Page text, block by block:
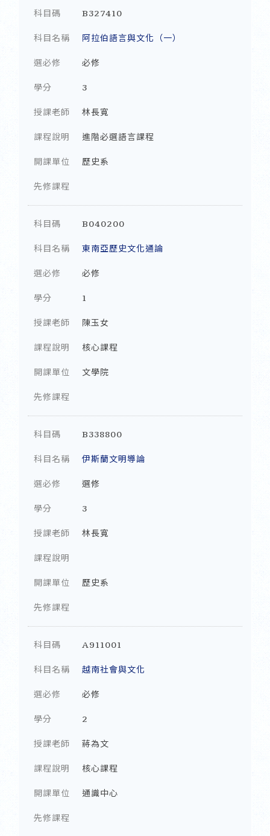
科目碼 B327410
科目名稱 阿拉伯語言與文化（一）
選必修 必修
學分 3
授課老師 林長寬
課程說明 進階必選語言課程
開課單位 歷史系
先修課程
科目碼 B040200
科目名稱 東南亞歷史文化通論
選必修 必修
學分 1
授課老師 陳玉女
課程說明 核心課程
開課單位 文學院
先修課程
科目碼 B338800
科目名稱 伊斯蘭文明導論
選必修 選修
學分 3
授課老師 林長寬
課程說明
開課單位 歷史系
先修課程
科目碼 A911001
科目名稱 越南社會與文化
選必修 必修
學分 2
授課老師 蔣為文
課程說明 核心課程
開課單位 通識中心
先修課程